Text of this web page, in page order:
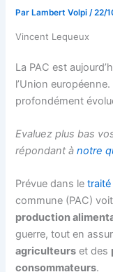
Par Lambert Volpi/22/
Vincent Lequeux
La PAC est
l’Union
profondément
Evaluez plus bas
répondant ànotre
Prévue dans letraité
commune (PAC)
production
guerre, tout en
agriculteurs et des
consommateurs.